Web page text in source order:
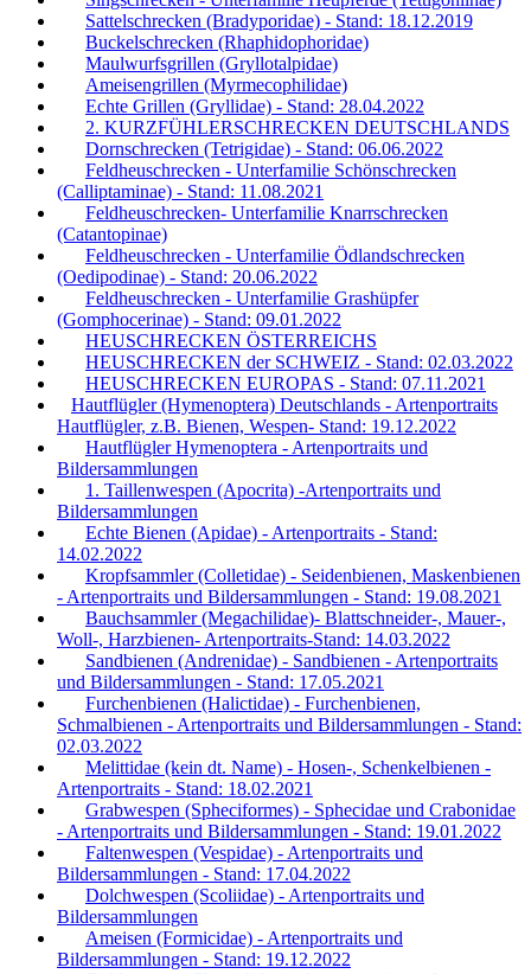
Sattelschrecken (Bradyporidae) - Stand: 18.12.2019
Buckelschrecken (Rhaphidophoridae)
Maulwurfsgrillen (Gryllotalpidae)
Ameisengrillen (Myrmecophilidae)
Echte Grillen (Gryllidae) - Stand: 28.04.2022
2. KURZFÜHLERSCHRECKEN DEUTSCHLANDS
Dornschrecken (Tetrigidae) - Stand: 06.06.2022
Feldheuschrecken - Unterfamilie Schönschrecken
(Calliptaminae) - Stand: 11.08.2021
Feldheuschrecken- Unterfamilie Knarrschrecken
(Catantopinae)
Feldheuschrecken - Unterfamilie Ödlandschrecken
(Oedipodinae) - Stand: 20.06.2022
Feldheuschrecken - Unterfamilie Grashüpfer
(Gomphocerinae) - Stand: 09.01.2022
HEUSCHRECKEN ÖSTERREICHS
HEUSCHRECKEN der SCHWEIZ - Stand: 02.03.2022
HEUSCHRECKEN EUROPAS - Stand: 07.11.2021
Hautflügler (Hymenoptera) Deutschlands - Artenportraits
Hautflügler, z.B. Bienen, Wespen- Stand: 19.12.2022
Hautflügler Hymenoptera - Artenportraits und
Bildersammlungen
1. Taillenwespen (Apocrita) -Artenportraits und
Bildersammlungen
Echte Bienen (Apidae) - Artenportraits - Stand:
14.02.2022
Kropfsammler (Colletidae) - Seidenbienen, Maskenbienen
- Artenportraits und Bildersammlungen - Stand: 19.08.2021
Bauchsammler (Megachilidae)- Blattschneider-, Mauer-,
Woll-, Harzbienen- Artenportraits-Stand: 14.03.2022
Sandbienen (Andrenidae) - Sandbienen - Artenportraits
und Bildersammlungen - Stand: 17.05.2021
Furchenbienen (Halictidae) - Furchenbienen,
Schmalbienen - Artenportraits und Bildersammlungen - Stand:
02.03.2022
Melittidae (kein dt. Name) - Hosen-, Schenkelbienen -
Artenportraits - Stand: 18.02.2021
Grabwespen (Spheciformes) - Sphecidae und Crabonidae
- Artenportraits und Bildersammlungen - Stand: 19.01.2022
Faltenwespen (Vespidae) - Artenportraits und
Bildersammlungen - Stand: 17.04.2022
Dolchwespen (Scoliidae) - Artenportraits und
Bildersammlungen
Ameisen (Formicidae) - Artenportraits und
Bildersammlungen - Stand: 19.12.2022